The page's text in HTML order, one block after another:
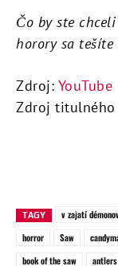
Čo by ste
horory sa tešíte
Zdroj: YouTube
Zdroj titulného
TAGY v zajatí
horror
Saw
book of the saw
antlers